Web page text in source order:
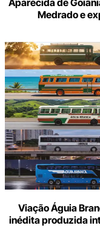
Aparecida de
Medrado e
Viação Águia
inédita produzida